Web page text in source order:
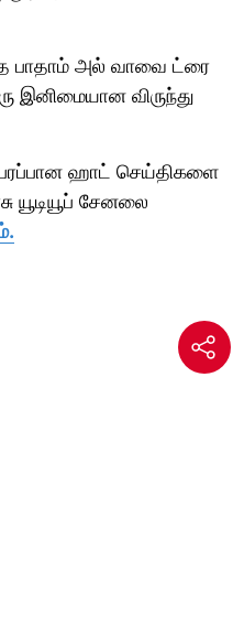
பாதாம் அல் வாவை ட்ரை
இனிமையான விருந்து
ஹாட் செய்திகளை
யூடியூப் சேனலை